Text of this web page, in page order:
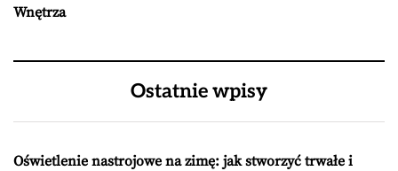
Wnętrza
Ostatnie wpisy
Oświetlenie nastrojowe na zimę: jak stworzyć trwałe i